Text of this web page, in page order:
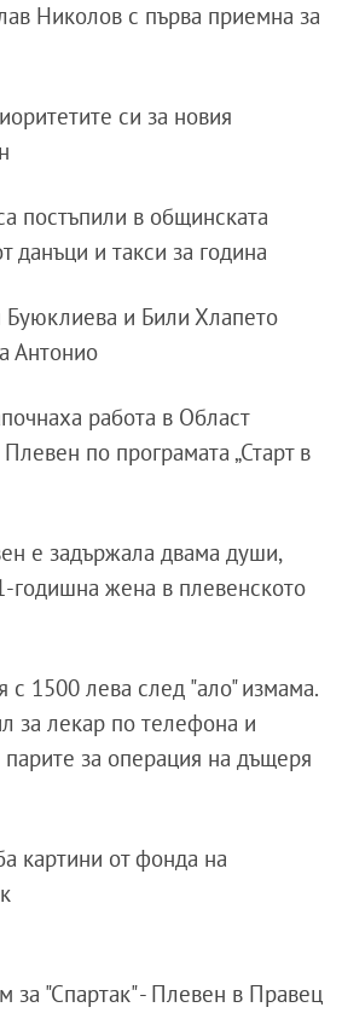
Николов с първа приемна за
си за новия
постъпили в общинската
данъци и такси за година
и Били Хлапето
Антонио
работа в Област
по програмата „Старт в
е задържала двама души,
годишна жена в плевенското
с 1500 лева след "ало" измама.
за лекар по телефона и
парите за операция на дъщеря
картини от фонда на
за "Спартак" - Плевен в Правец